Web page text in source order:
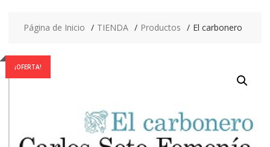
Página de Inicio TIENDA Productos El carbonero
¡OFERTA!